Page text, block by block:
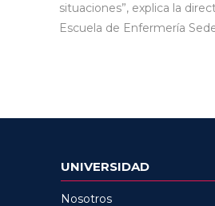
situaciones”, explica la
Escuela de Enfermería
UNIVERSIDAD
Nosotros